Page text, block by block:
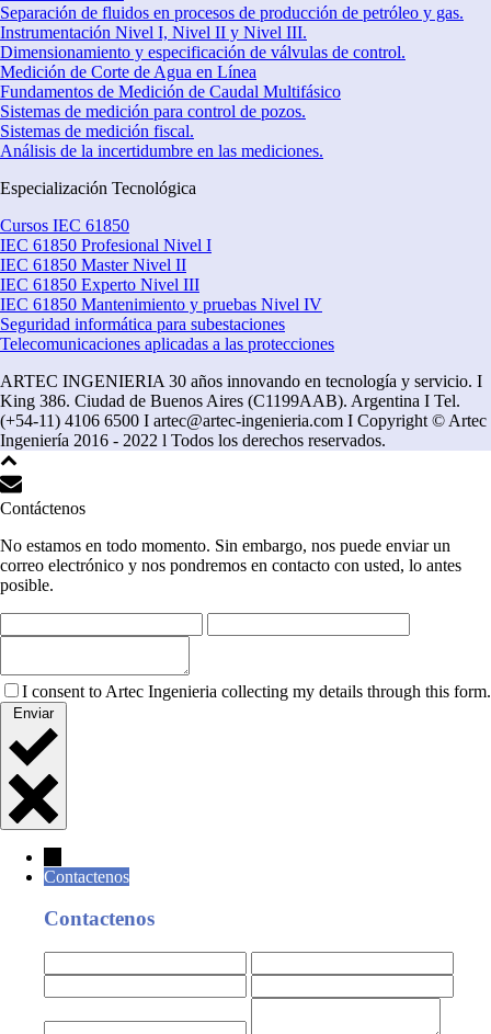
Separación de fluidos en procesos de producción de petróleo y gas.
Instrumentación Nivel I, Nivel II y Nivel III.
Dimensionamiento y especificación de válvulas de control.
Medición de Corte de Agua en Línea
Fundamentos de Medición de Caudal Multifásico
Sistemas de medición para control de pozos.
Sistemas de medición fiscal.
Análisis de la incertidumbre en las mediciones.
Especialización Tecnológica
Cursos IEC 61850
IEC 61850 Profesional Nivel I
IEC 61850 Master Nivel II
IEC 61850 Experto Nivel III
IEC 61850 Mantenimiento y pruebas Nivel IV
Seguridad informática para subestaciones
Telecomunicaciones aplicadas a las protecciones
ARTEC INGENIERIA 30 años innovando en tecnología y servicio. I
King 386. Ciudad de Buenos Aires (C1199AAB). Argentina I Tel.
(+54-11) 4106 6500 I artec@artec-ingenieria.com I Copyright © Artec
Ingeniería 2016 - 2022 l Todos los derechos reservados.
Contáctenos
No estamos en todo momento. Sin embargo, nos puede enviar un
correo electrónico y nos pondremos en contacto con usted, lo antes
posible.
I consent to Artec Ingenieria collecting my details through this form.
Enviar
Contactenos
Contactenos